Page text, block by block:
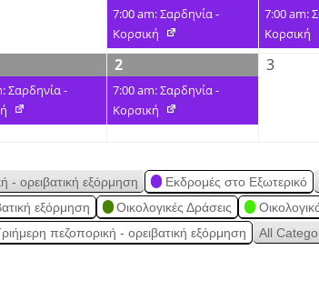
7:00 am: Σαρδηνία -
Κορσική
7:00 am:
Κορσική
Σαρδηνία -
2
7:00 am: Σαρδηνία -
Κορσική
3
- ορειβατική εξόρμηση Εκδρομές στο Εξωτερικό
εξόρμηση
Οικολογικές Δράσεις
πεζοπορική - ορειβατική εξόρμηση All